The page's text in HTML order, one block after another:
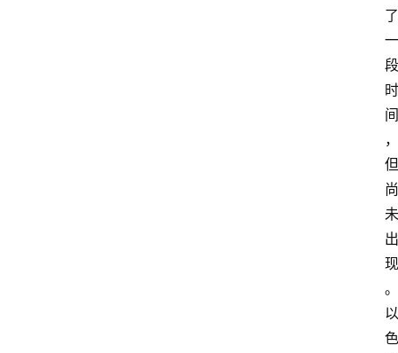
了
一
段
时
间
，
但
尚
未
出
现
。
以
色